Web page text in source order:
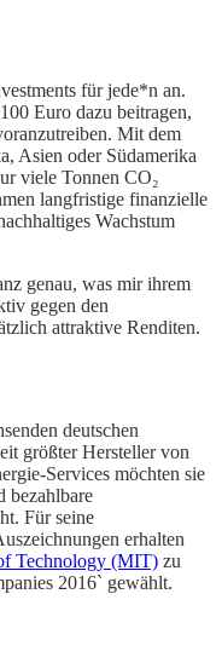
für jede*n an.
Euro dazu beitragen,
Mit dem
Asien oder Südamerika
viele Tonnen CO₂
langfristige finanzielle
Wachstum
genau, was mir ihrem
gegen den
attraktive Renditen.
deutschen
größter Hersteller von
Services möchten sie
bezahlbare
Für seine
erhalten
Technology (MIT) zu
2016` gewählt.